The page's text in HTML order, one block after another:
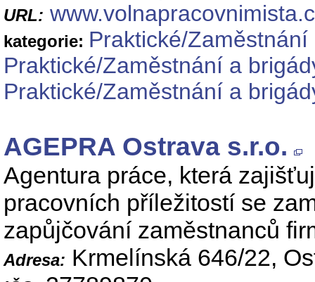
URL:
kategorie: Praktické/
Praktické/Zaměstnání a
Praktické/Zaměstnání a
AGEPRA Ostrava s.r.o.
Agentura práce, která
pracovních příležitostí se
zapůjčování zaměstnanců
Adresa: Krmelínská 646/22,